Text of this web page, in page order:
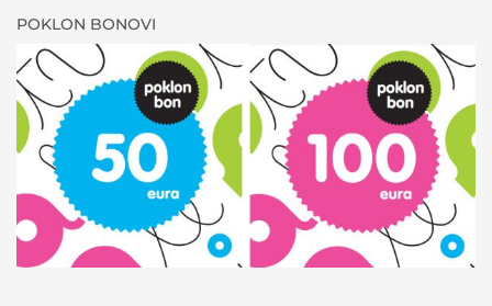
POKLON BONOVI